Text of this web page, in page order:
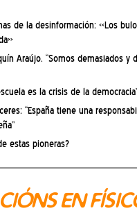
de la desinformación: «Los
Araújo. “Somos demasiados y
es la crisis de la
“España tiene una
estas pioneras?
EN